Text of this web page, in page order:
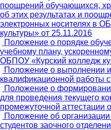
поощрений обучающихся,
об этих результатах и
электронных носителях в
культуры» от 25.11.2016
Положение о порядке
учебному плану,
ОБПОУ «Курский колледж
Положение о выполнении
квалификационной работы
Положение о
для проведения текущего
промежуточной аттестации
Положение об
студентов заочного